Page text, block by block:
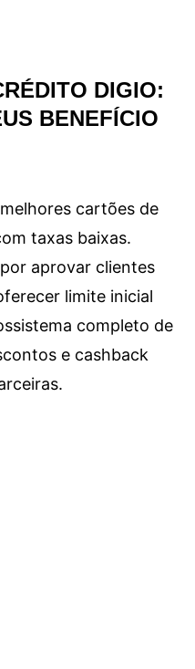
DIGIO:
BENEFÍCIO
cartões de
taxas baixas.
aprovar clientes
limite inicial
completo de
e cashback